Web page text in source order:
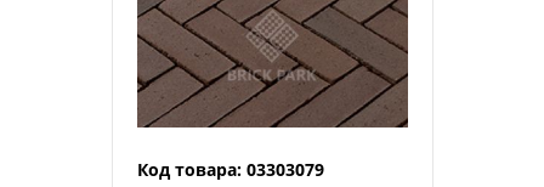
Код товара: 03303079